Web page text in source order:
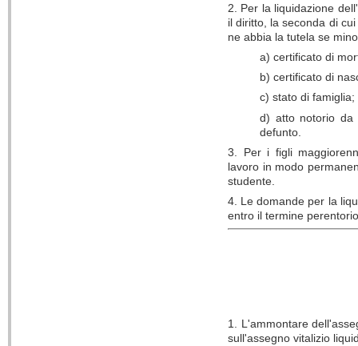
2. Per la liquidazione
il diritto, la seconda di
ne abbia la tutela se
a) certificato di
b) certificato di
c) stato di famiglia;
d) atto notorio da
defunto.
3. Per i figli
lavoro in modo
studente.
4. Le domande per la
entro il termine
1. L'ammontare
sull'assegno vitalizio